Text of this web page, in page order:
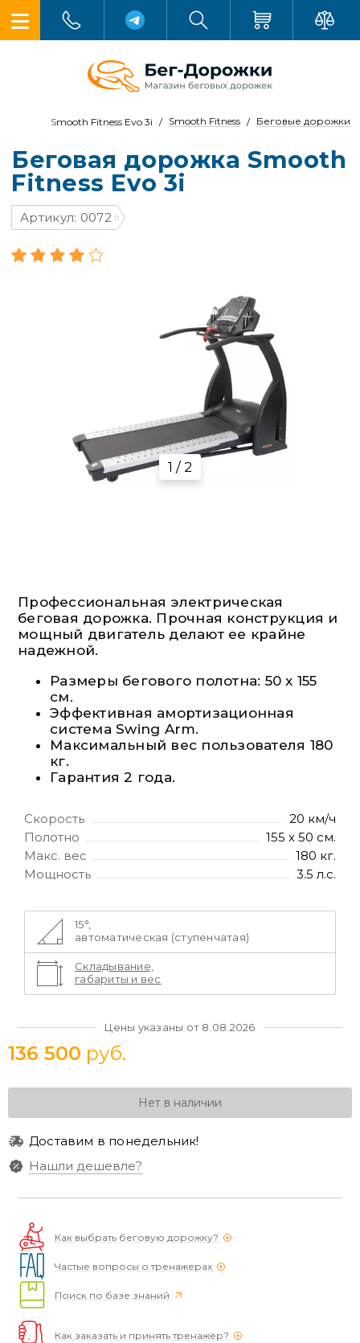
Беговые дорожки
Smooth Fitness
Smooth Fitness Evo 3i
Беговая дорожка Smooth
Fitness Evo 3i
Артикул: 0072
1 / 2
Профессиональная электрическая
беговая дорожка. Прочная конструкция и
мощный двигатель делают ее крайне
надежной.
Размеры бегового полотна: 50 x 155
см.
Эффективная амортизационная
система Swing Arm.
Максимальный вес пользователя 180
кг.
Гарантия 2 года.
Скорость
20 км/ч
Полотно
155 х 50 см.
Макс. вес
180 кг.
Мощность
3.5 л.с.
15°,
автоматическая (ступенчатая)
Складывание,
габариты и вес
Цены указаны от 8.08.2026
136 500 руб.
Нет в наличии
Доставим в понедельник!
Нашли дешевле?
Как выбрать беговую дорожку?
Частые вопросы о тренажерах
Поиск по базе знаний
Как заказать и принять тренажёр?